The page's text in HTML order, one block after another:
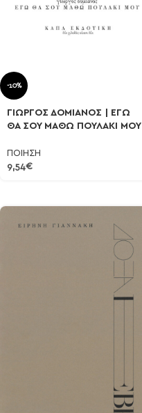
-10%
ΓΙΩΡΓΟΣ ΔΟΜΙΑΝΟΣ | ΕΓΩ
ΘΑ ΣΟΥ ΜΑΘΩ ΠΟΥΛΑΚΙ ΜΟΥ
ΠΟΙΗΣΗ
9,54€